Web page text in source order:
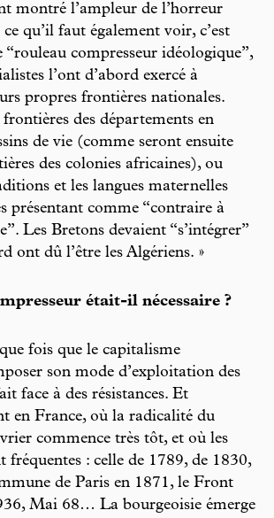
montré l’ampleur de l’horreur
qu’il faut également voir, c’est
“rouleau compresseur idéologique”,
l’ont d’abord exercé à
propres frontières nationales.
des départements en
de vie (comme seront ensuite
des colonies africaines), ou
et les langues maternelles
présentant comme “contraire à
Les Bretons devaient “s’intégrer”
ont dû l’être les Algériens. »
était-il nécessaire ?
fois que le capitalisme
son mode d’exploitation des
face à des résistances. Et
en France, où la radicalité du
commence très tôt, et où les
fréquentes : celle de 1789, de 1830,
de Paris en 1871, le Front
Mai 68… La bourgeoisie émerge